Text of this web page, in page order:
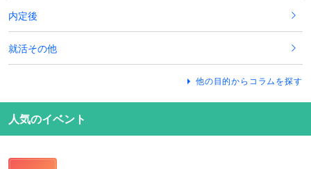
内定後
就活その他
他の目的からコラムを探す
人気のイベント